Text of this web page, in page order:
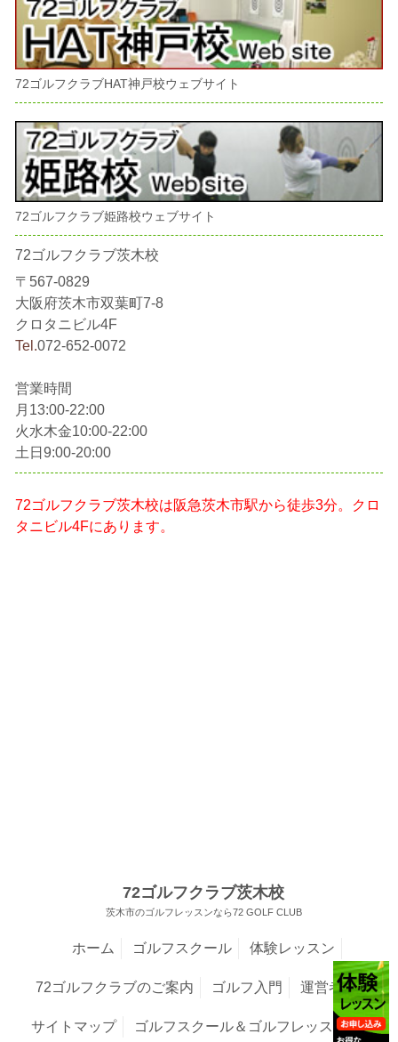
72ゴルフクラブHAT神戸校ウェブサイト
72ゴルフクラブ姫路校ウェブサイト
72ゴルフクラブ茨木校
〒567-0829
大阪府茨木市双葉町7-8
クロタニビル4F
Tel.072-652-0072
営業時間
月13:00-22:00
火水木金10:00-22:00
土日9:00-20:00
72ゴルフクラブ茨木校は阪急茨木市駅から徒歩3分。クロ
タニビル4Fにあります。
72ゴルフクラブ茨木校
茨木市のゴルフレッスンなら72 GOLF CLUB
ホーム ゴルフスクール 体験レッスン
72ゴルフクラブのご案内 ゴルフ入門 運営者情報
サイトマップ ゴルフスクール＆ゴルフレッスンNavi